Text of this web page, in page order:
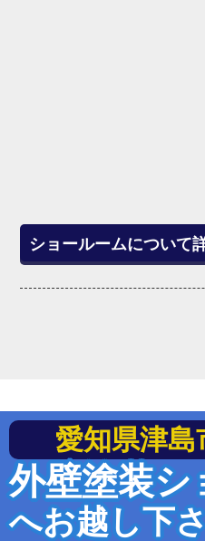
ショールームについて
愛知県津
外壁塗装シ
へお越し下